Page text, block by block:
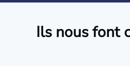
Ils nous font